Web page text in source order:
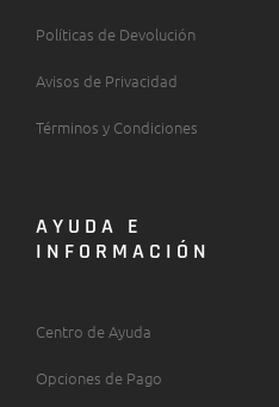
Políticas de Devolución
Avisos de Privacidad
Términos y Condiciones
AYUDA E
INFORMACIÓN
Centro de Ayuda
Opciones de Pago